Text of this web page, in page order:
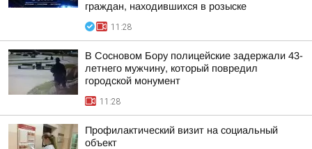
граждан, находившихся в розыске
11:28
В Сосновом Бору полицейские задержали 43-
летнего мужчину, который повредил
городской монумент
11:28
Профилактический визит на социальный
объект